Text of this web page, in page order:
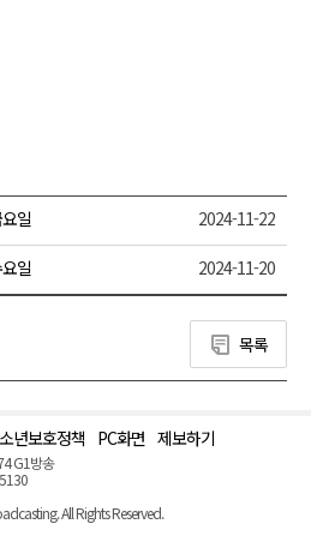
일 2024-11-22
일 2024-11-20
목록
년보호정책 PC화면 제보하기
G1방송
All Rights Reserved.